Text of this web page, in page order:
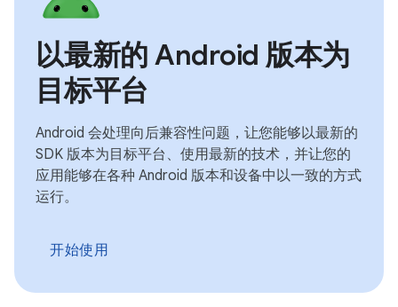
以最新的 Android 版本为
目标平台
Android 会处理向后兼容性问题，让您能够以最新的
SDK 版本为目标平台、使用最新的技术，并让您的
应用能够在各种 Android 版本和设备中以一致的方式
运行。
开始使用